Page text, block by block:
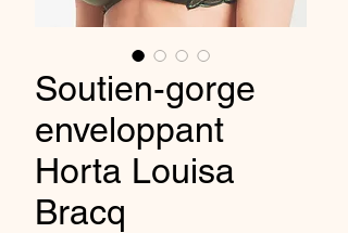
Soutien-gorge
enveloppant
Horta Louisa
Bracq